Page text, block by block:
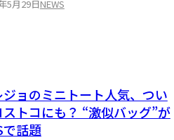
5月29日NEWS
ョのミニトート人気、つい
ストコにも？ “激似バッグ”が
で話題